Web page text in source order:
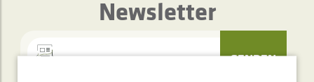
Newsletter
SENDEN